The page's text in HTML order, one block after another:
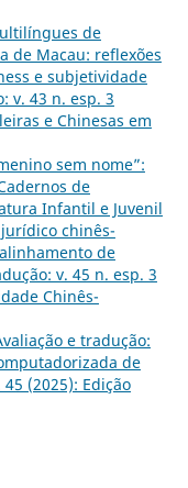
de
de Macau: reflexões
e subjetividade
v. 43 n. esp. 3
e Chinesas em
sem nome”:
de
Infantil e Juvenil
chinês-
de
v. 45 n. esp. 3
Chinês-
e tradução:
de
(2025): Edição